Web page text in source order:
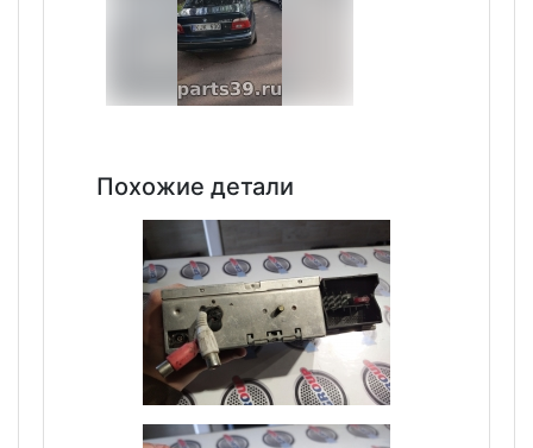
Похожие детали